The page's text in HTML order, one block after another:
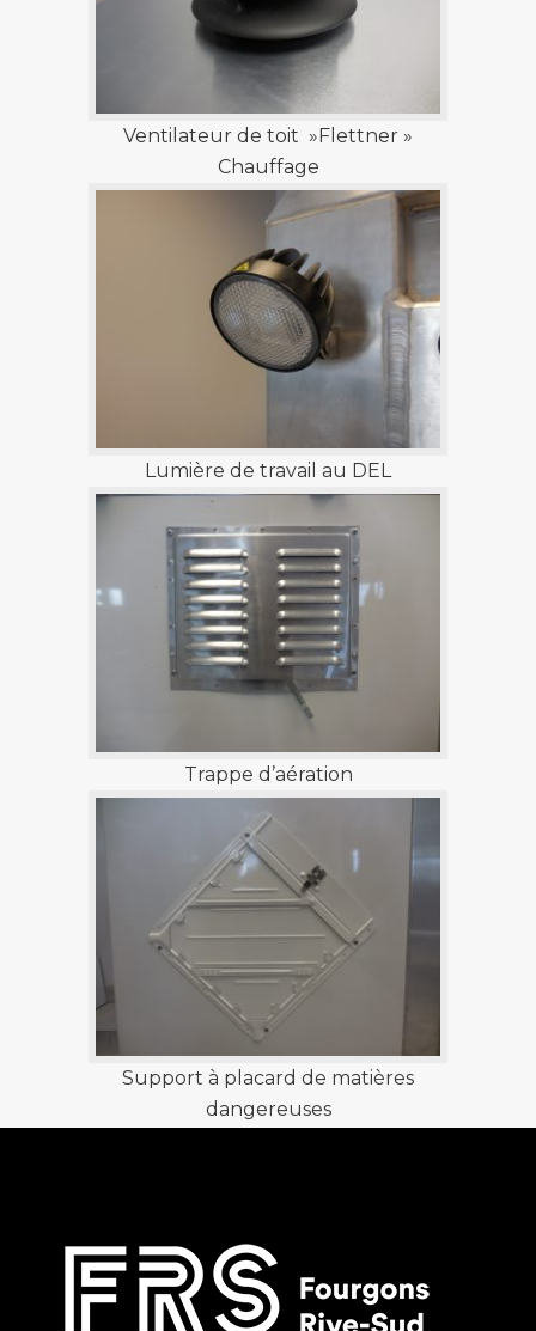
Ventilateur de toit »Flettner »
Chauffage
Lumière de travail au DEL
Trappe d’aération
Support à placard de matières
dangereuses